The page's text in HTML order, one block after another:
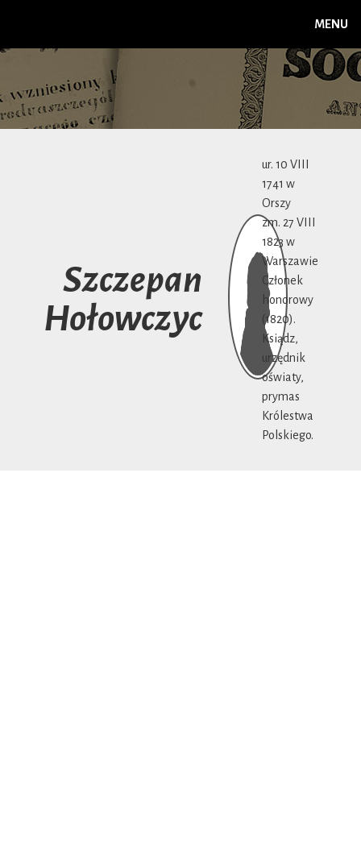
MENU
Szczepan
Hołowczyc
ur. 10 VIII
1741 w
Orszy
zm. 27 VIII
1823 w
Warszawie
Członek
honorowy
(1820).
Ksiądz,
urzędnik
oświaty,
prymas
Królestwa
Polskiego.